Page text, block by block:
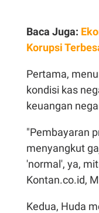
Baca Juga:
Korupsi
Pertama,
kondisi kas
keuangan
"Pembayaran
menyangkut
'normal', ya,
Kontan.co.id,
Kedua, Huda